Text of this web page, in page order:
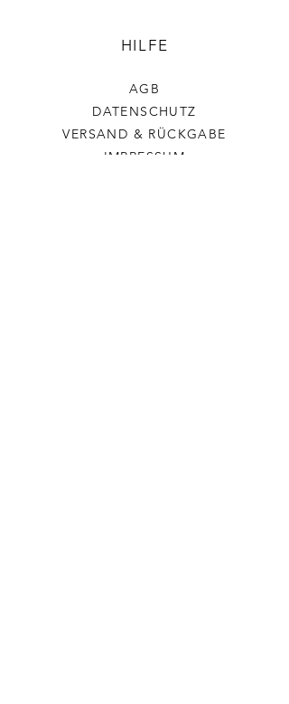
HILFE
AGB
DATENSCHUTZ
VERSAND & RÜCKGABE
IMPRESSUM